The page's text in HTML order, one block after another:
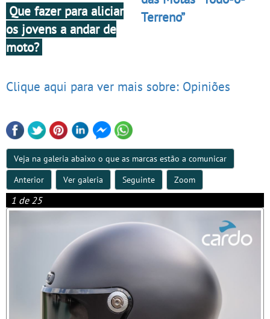
Que fazer para aliciar
os jovens a andar de
moto?
Terreno”
Clique aqui para ver mais sobre: Opiniões
Veja na galeria abaixo o que as marcas estão a comunicar
Anterior
Ver galeria Seguinte Zoom
1 de 25